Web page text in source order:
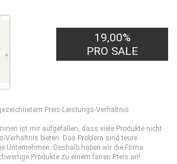
19,00%
PRO SALE
Preis-Leistungs-Verhältnis
ist mir aufgefallen, dass viele Produkte nicht
Verhältnis bieten. Das Problem sind teure
Unternehmen. Deshalb haben wir die Firma
Produkte zu einem fairen Preis an!